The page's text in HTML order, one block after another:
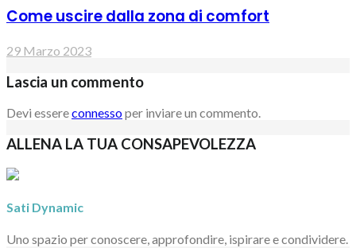
Come uscire dalla zona di comfort
29 Marzo 2023
Lascia un commento
Devi essereconnessoper inviare un commento.
ALLENA LA TUA CONSAPEVOLEZZA
Sati Dynamic
Uno spazio per conoscere, approfondire, ispirare e condividere.